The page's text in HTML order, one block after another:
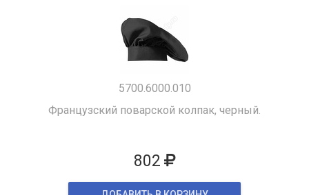
5700.6000.010
Французский поварской колпак, черный.
802